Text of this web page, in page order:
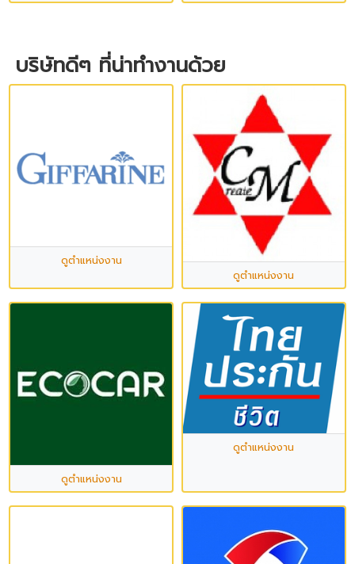
บริษัทดีๆ ที่น่าทำงานด้วย
ดูตำแหน่งงาน
ดูตำแหน่งงาน
ดูตำแหน่งงาน
ดูตำแหน่งงาน